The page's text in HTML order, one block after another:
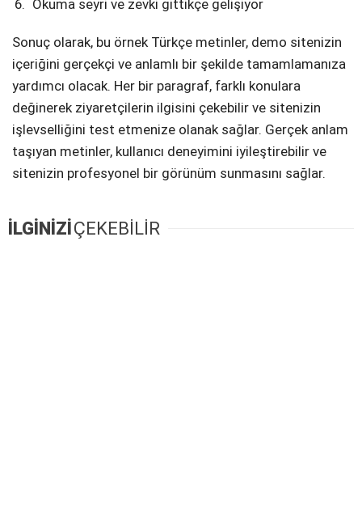
Okuma seyri ve zevki gittikçe gelişiyor
Sonuç olarak, bu örnek Türkçe metinler, demo sitenizin
içeriğini gerçekçi ve anlamlı bir şekilde tamamlamanıza
yardımcı olacak. Her bir paragraf, farklı konulara
değinerek ziyaretçilerin ilgisini çekebilir ve sitenizin
işlevselliğini test etmenize olanak sağlar. Gerçek anlam
taşıyan metinler, kullanıcı deneyimini iyileştirebilir ve
sitenizin profesyonel bir görünüm sunmasını sağlar.
İLGİNİZİÇEKEBİLİR